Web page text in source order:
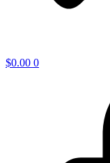
$0.00 0